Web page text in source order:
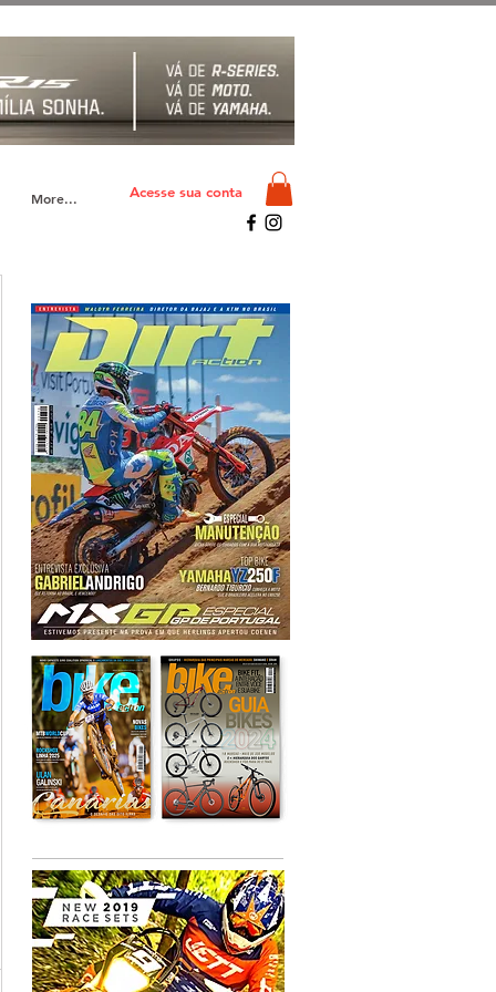
More... Acesse sua conta